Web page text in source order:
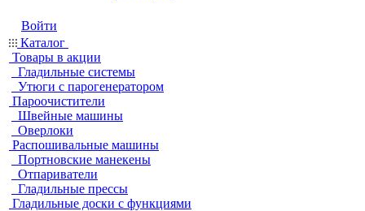
Войти
Каталог
Товары в акции
Гладильные системы
Утюги с парогенератором
Пароочистители
Швейные машины
Оверлоки
Распошивальные машины
Портновские манекены
Отпариватели
Гладильные прессы
Гладильные доски с функциями